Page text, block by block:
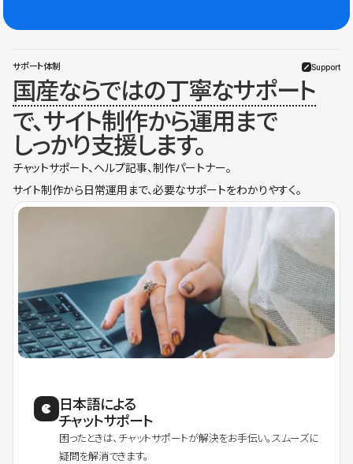
サポート体制 Support
国産ならではの丁寧なサポート
で、サイト制作から運用まで
しっかり支援します。
チャットサポート、ヘルプ記事、制作パートナー。
サイト制作から日常運用まで、必要なサポートをわかりやすく。
日本語による
チャットサポート
困ったときは、チャットサポートが解決をお手伝い。スムーズに
疑問を解消できます。